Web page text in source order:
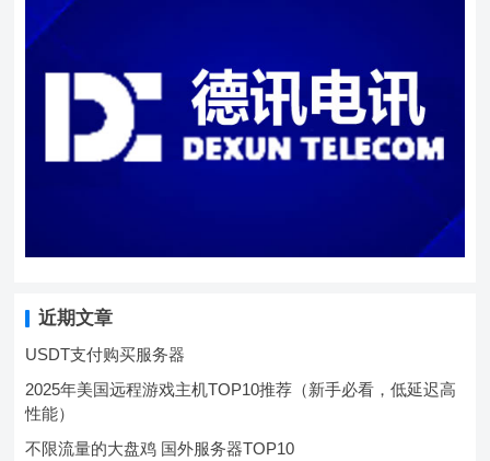
近期文章
USDT支付购买服务器
2025年美国远程游戏主机TOP10推荐（新手必看，低延迟高
性能）
不限流量的大盘鸡 国外服务器TOP10